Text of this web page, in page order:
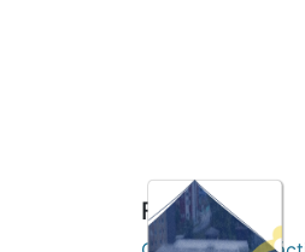
No
Thumbnail
Files